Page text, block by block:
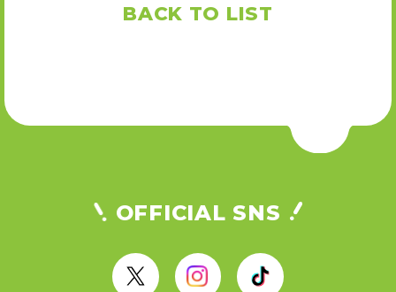
BACK TO LIST
OFFICIAL SNS
X
T